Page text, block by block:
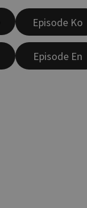
Episode Ko
Episode En